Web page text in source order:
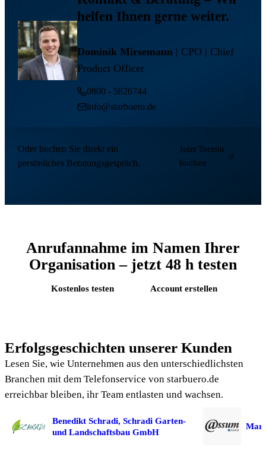
helfen Ihnen gerne weiter.
Dominik Mirsemann| CPO | Chief
Product Officer
0800 - 5826744
info@starbuero.de
Oder buchen Sie direkt ein
persönliches Beratungsgespräch.
Jetzt Termin
buchen
Anrufannahme im Namen Ihrer
Organisation – jetzt 48 h testen
Kostenlos testen Account erstellen
Erfolgsgeschichten unserer Kunden
Lesen Sie, wie Unternehmen aus den unterschiedlichsten
Branchen mit dem Telefonservice von starbuero.de
erreichbar bleiben, ihr Team entlasten und wachsen.
Benedikt Schradi, Schradi Garten-
und Landschaftsbau GmbH